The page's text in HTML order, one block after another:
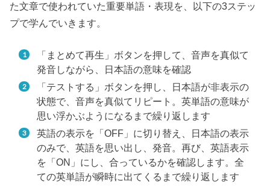
た文章で使われていた重要単語・表現を、以下の3ステッ
プで学んでいきます。
「まとめて再生」ボタンを押して、音声を真似て
発音しながら、日本語の意味を確認
「テストする」ボタンを押し、日本語が非表示の
状態で、音声を真似てリピート。英単語の意味が
思い浮かぶようになるまで繰り返します
英語の表示を「OFF」に切り替え、日本語の表示
のみで、英語を思い出し、発音。再び、英語表示
を「ON」にし、合っているかを確認します。全
ての英単語が瞬時に出てくるまで繰り返します